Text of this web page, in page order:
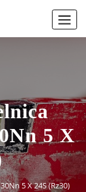
5 X
5 X 24S (Rz30)